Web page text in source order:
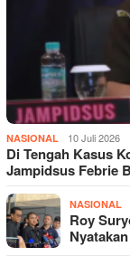
NASIONAL 10 Juli 2026
Di Tengah Kasus
Jampidsus Febrie
NASIONAL
Roy